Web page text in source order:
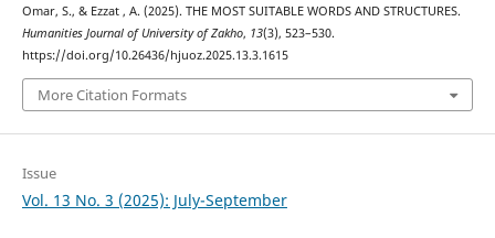
Omar, S., & Ezzat , A. (2025). THE MOST SUITABLE WORDS AND STRUCTURES.
Humanities Journal of University of Zakho, 13(3), 523–530.
https://doi.org/10.26436/hjuoz.2025.13.3.1615
More Citation Formats
Issue
Vol. 13 No. 3 (2025): July-September